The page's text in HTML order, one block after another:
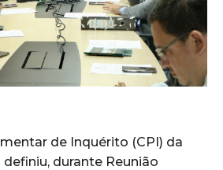
de Inquérito (CPI) da
durante Reunião